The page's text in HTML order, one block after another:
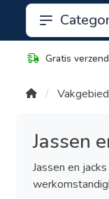
Gratis
Vakgebied
Jassen
Jassen en